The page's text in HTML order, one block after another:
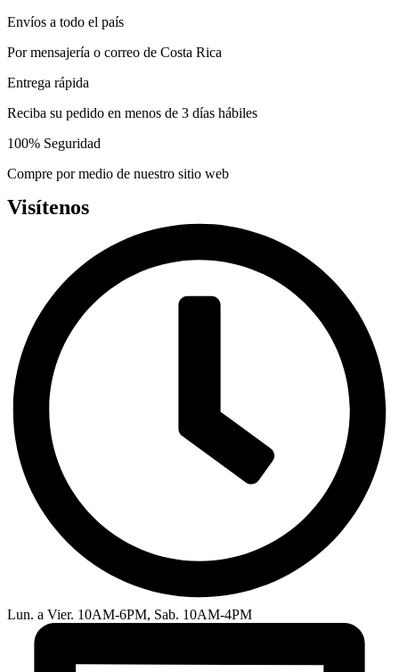
Envíos a todo el país
Por mensajería o correo de Costa Rica
Entrega rápida
Reciba su pedido en menos de 3 días hábiles
100% Seguridad
Compre por medio de nuestro sitio web
Visítenos
Lun. a Vier. 10AM-6PM, Sab. 10AM-4PM